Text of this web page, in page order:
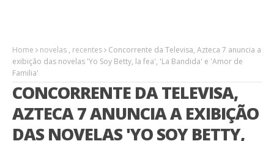
Home novelas , recentes
Concorrente da Televisa, Azteca 7 anuncia a
exibição das novelas 'Yo Soy Betty, la fea', 'La Bandida' e 'Amor de
Familia'
CONCORRENTE DA TELEVISA,
AZTECA 7 ANUNCIA A EXIBIÇÃO
DAS NOVELAS 'YO SOY BETTY,